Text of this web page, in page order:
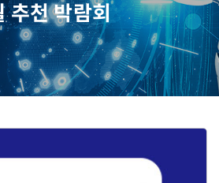
추천 박람회